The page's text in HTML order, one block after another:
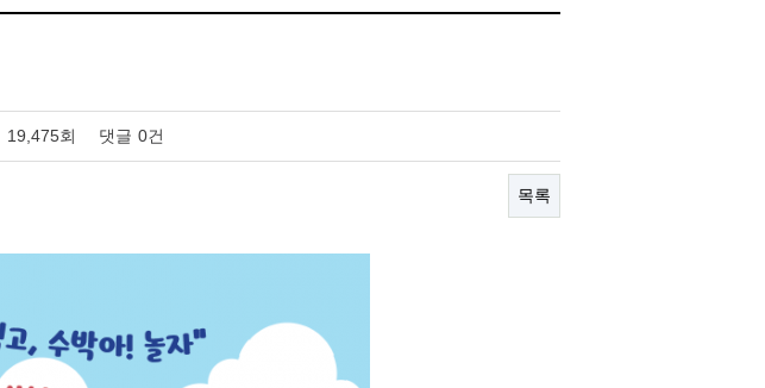
19,475회 댓글 0건
목록